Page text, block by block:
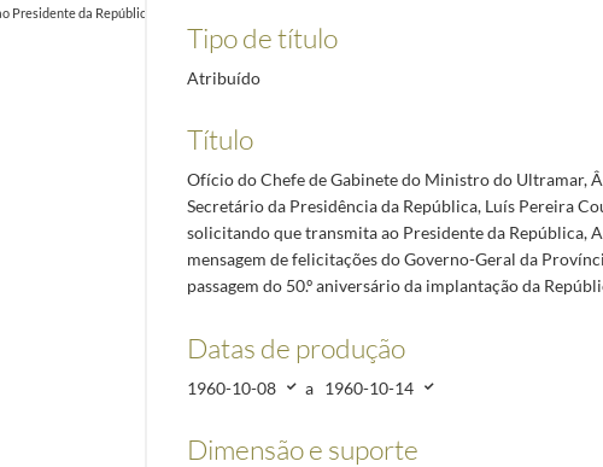
Presidente da República, Américo Tomás, por ocasião do final da visita às capitais das províncias
Tipo de título
Atribuído
Título
Ofício do Chefe de Gabinete do Ministro do Ultramar,
Secretário da Presidência da República, Luís Pereira
solicitando que transmita ao Presidente da República,
mensagem de felicitações do Governo-Geral da
passagem do 50.º aniversário da implantação da
Datas de produção
1960-10-08 a 1960-10-14
Dimensão e suporte